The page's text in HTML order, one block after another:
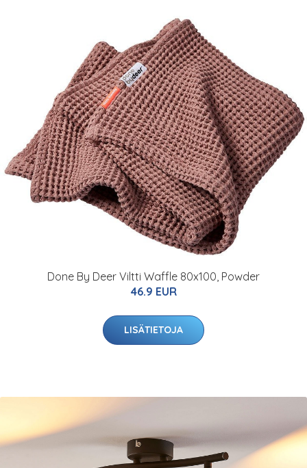
Done By Deer Viltti Waffle 80x100, Powder
46.9 EUR
LISÄTIETOJA